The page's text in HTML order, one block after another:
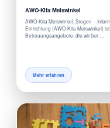
AWO-Kita Meiswinkel
AWO-Kita Meiswinkel, Siegen -
Einrichtung (AWO-Kita Meiswinkel)
Betreuungsangebote, die wir bei …
Mehr erfahren